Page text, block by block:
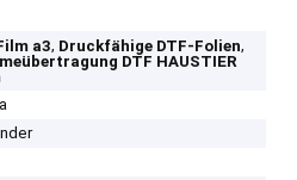
a3, Druckfähige DTF-Folien,
DTF HAUSTIER